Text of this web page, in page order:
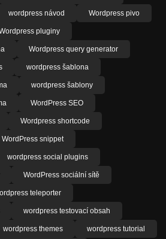
wordpress návod Wordpress pivo
pluginy
Wordpress query generator
wordpress šablona
wordpress šablony
WordPress SEO
Wordpress shortcode
WordPress snippet
wordpress social plugins
WordPress sociální sítě
teleporter
wordpress testovací obsah
wordpress themes wordpress tutorial